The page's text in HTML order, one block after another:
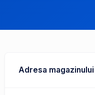
Adresa magazinului